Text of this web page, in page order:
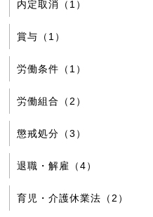
内定取消（1）
賞与（1）
労働条件（1）
労働組合（2）
懲戒処分（3）
退職・解雇（4）
育児・介護休業法（2）